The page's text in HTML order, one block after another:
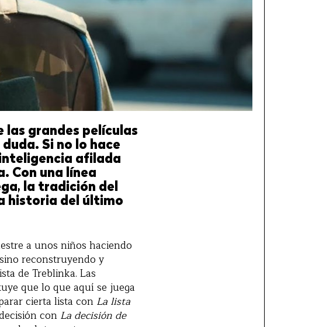
las grandes películas
Si no lo hace
afilada
Con una línea
la tradición del
historia del último
a unos niños haciendo
reconstruyendo y
de Treblinka. Las
que lo que aquí se juega
cierta lista con La lista
con La decisión de